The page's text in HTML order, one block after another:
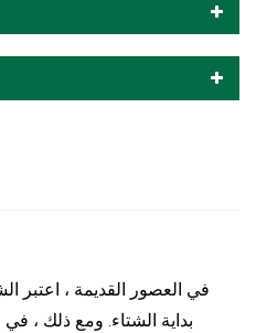
في العصور القديمة ، اعتبر
بداية الشتاء. ومع ذلك ، في